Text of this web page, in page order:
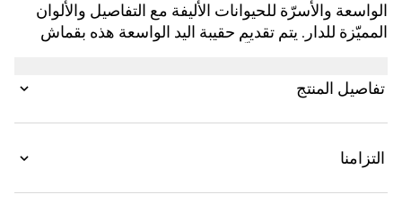
الواسعة والأسرّة للحيوانات الأليفة مع التفاصيل والألوان
المميّزة للدار. يتم تقديم حقيبة اليد الواسعة هذه بقماش
تفاصيل المنتج
التزامنا